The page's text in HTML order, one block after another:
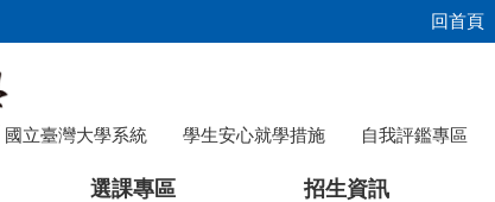
回首頁
國立臺灣大學系統 學生安心就學措施 自我評鑑專區
選課專區 招生資訊